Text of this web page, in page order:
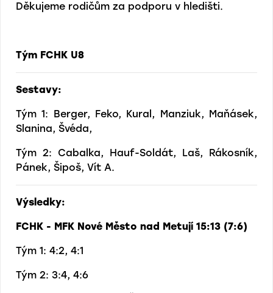
Děkujeme rodičům za podporu v hledišti.
Tým FCHK U8
Sestavy:
Tým 1: Berger, Feko, Kural, Manziuk, Maňásek,
Slanina, Švéda,
Tým 2: Cabalka, Hauf-Soldát, Laš, Rákosník,
Pánek, Šipoš, Vít A.
Výsledky:
FCHK - MFK Nové Město nad Metují 15:13 (7:6)
Tým 1: 4:2, 4:1
Tým 2: 3:4, 4:6